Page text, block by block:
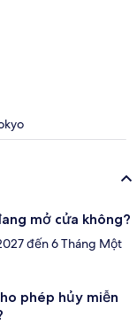
mở cửa không?
đến 6 Tháng Một
phép hủy miễn